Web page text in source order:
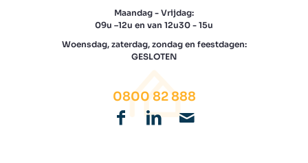
Maandag - Vrijdag:
09u –12u en van 12u30 - 15u
Woensdag, zaterdag, zondag en feestdagen:
GESLOTEN
0800 82 888